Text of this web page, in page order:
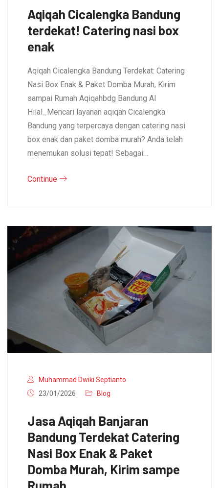
Aqiqah Cicalengka Bandung
terdekat! Catering nasi box
enak
Aqiqah Cicalengka Bandung Terdekat: Catering
Nasi Box Enak & Paket Domba Murah, Kirim
sampai Rumah Aqiqahbdg Bandung Al
Hilal_Mencari layanan aqiqah Cicalengka
Bandung yang terpercaya dengan catering nasi
box enak dan paket domba murah? Anda telah
menemukan solusi tepat! Sebagai…
Continue
Muhammad Dwiki Septianto
23/01/2026
Blog
Jasa Aqiqah Banjaran
Bandung Terdekat Catering
Nasi Box Enak & Paket
Domba Murah, Kirim sampe